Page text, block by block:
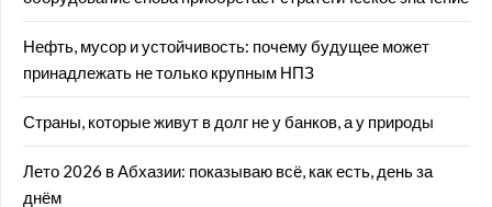
Нефть, мусор и устойчивость: почему будущее может
принадлежать не только крупным НПЗ
Страны, которые живут в долг не у банков, а у природы
Лето 2026 в Абхазии: показываю всё, как есть, день за
днём